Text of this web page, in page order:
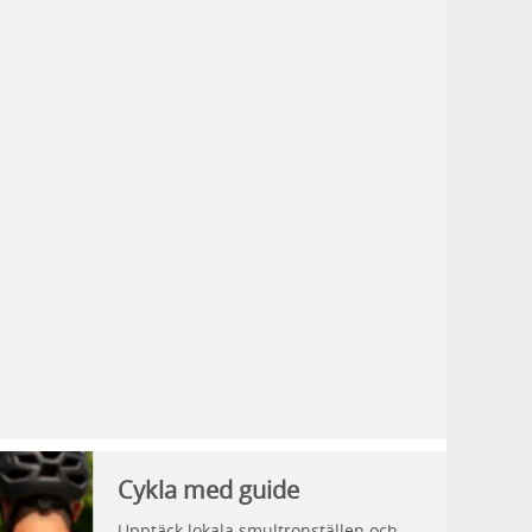
Cykla med guide